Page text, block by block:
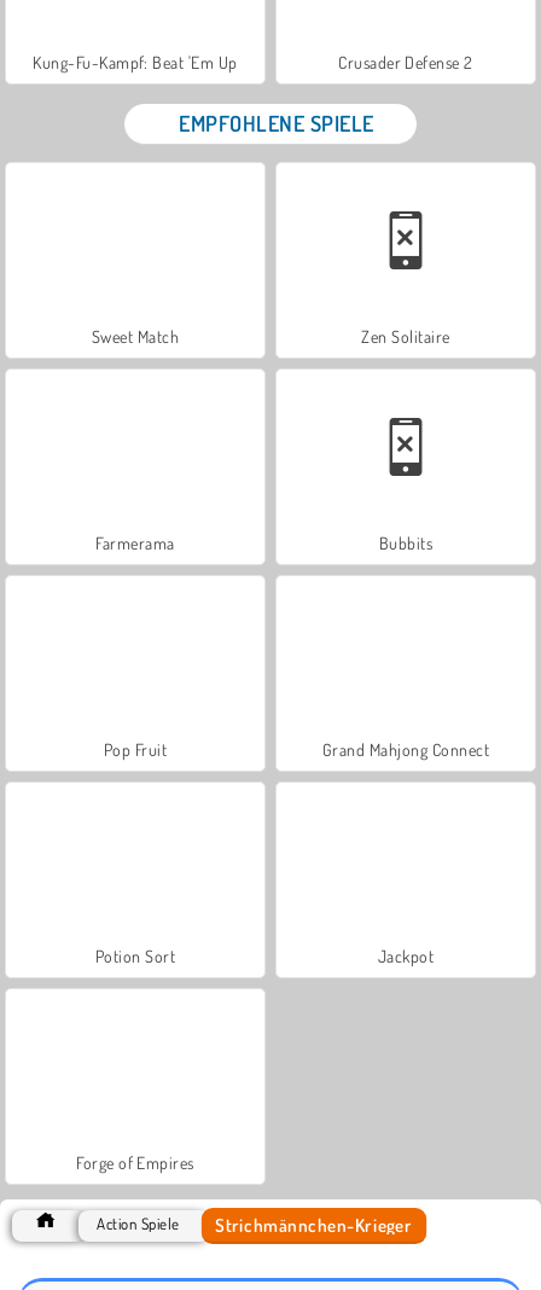
Kung-Fu-Kampf: Beat 'Em Up Crusader Defense 2
EMPFOHLENE SPIELE
Sweet Match Zen Solitaire
Farmerama Bubbits
Pop Fruit Grand Mahjong Connect
Potion Sort Jackpot
Forge of Empires
Action Spiele Strichmännchen-Krieger